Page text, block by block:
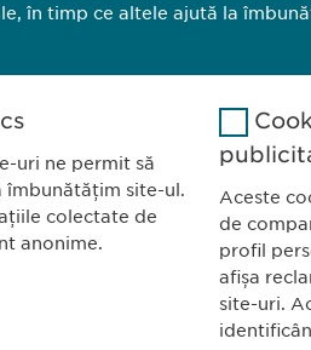
Primăverii 19-21
modulele cookie
în timp ce altele ajută la
uri ne permit să
îmbunătățim site-ul.
colectate de
anonime.
Aceste
de
profil
afișa
site-uri.